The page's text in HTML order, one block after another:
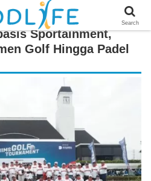
Sportainment,
Golf Hingga Padel
Search